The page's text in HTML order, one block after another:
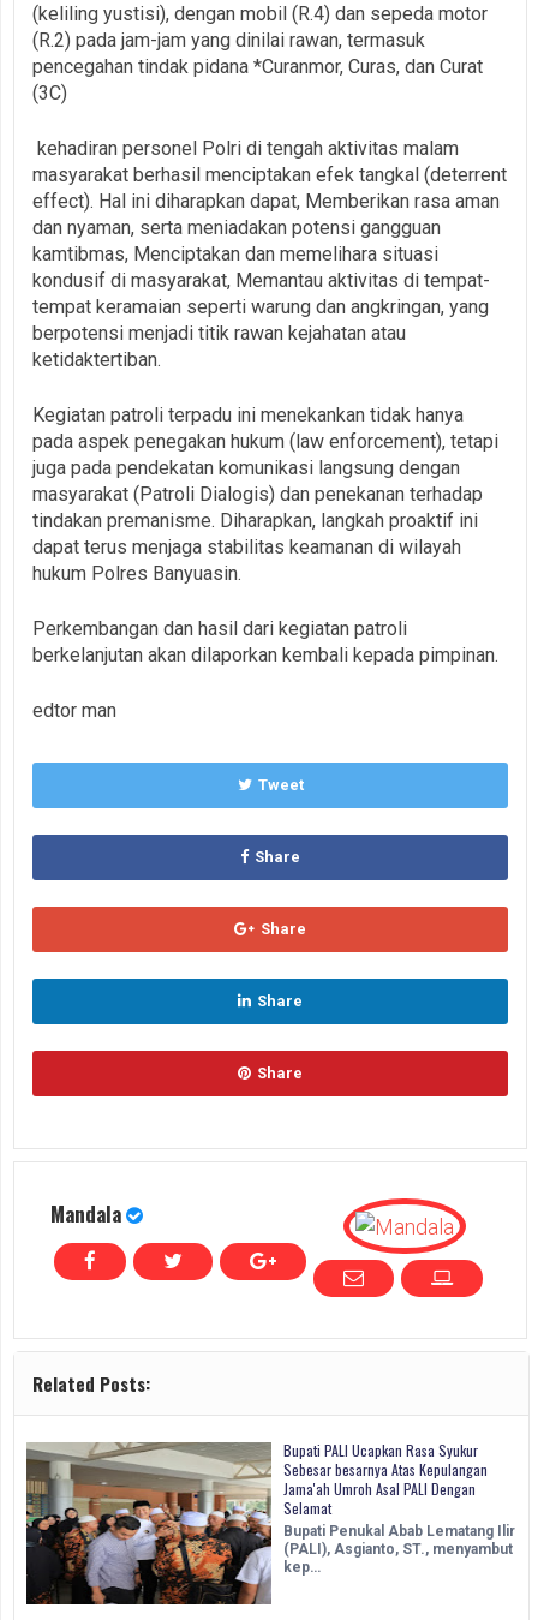
(keliling yustisi), dengan mobil (R.4) dan sepeda motor
(R.2) pada jam-jam yang dinilai rawan, termasuk
pencegahan tindak pidana *Curanmor, Curas, dan Curat
(3C)
kehadiran personel Polri di tengah aktivitas malam
masyarakat berhasil menciptakan efek tangkal (deterrent
effect). Hal ini diharapkan dapat, Memberikan rasa aman
dan nyaman, serta meniadakan potensi gangguan
kamtibmas, Menciptakan dan memelihara situasi
kondusif di masyarakat, Memantau aktivitas di tempat-
tempat keramaian seperti warung dan angkringan, yang
berpotensi menjadi titik rawan kejahatan atau
ketidaktertiban.
Kegiatan patroli terpadu ini menekankan tidak hanya
pada aspek penegakan hukum (law enforcement), tetapi
juga pada pendekatan komunikasi langsung dengan
masyarakat (Patroli Dialogis) dan penekanan terhadap
tindakan premanisme. Diharapkan, langkah proaktif ini
dapat terus menjaga stabilitas keamanan di wilayah
hukum Polres Banyuasin.
Perkembangan dan hasil dari kegiatan patroli
berkelanjutan akan dilaporkan kembali kepada pimpinan.
edtor man
Tweet
Share
Share
Share
Share
Mandala
Related Posts:
Bupati PALI Ucapkan Rasa Syukur
Sebesar besarnya Atas Kepulangan
Jama'ah Umroh Asal PALI Dengan
Selamat
Bupati Penukal Abab Lematang Ilir
(PALI), Asgianto, ST., menyambut
kep…